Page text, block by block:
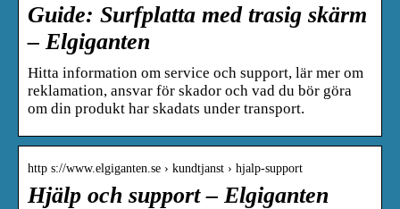
Guide: Surfplatta med trasig skärm
– Elgiganten
Hitta information om service och support, lär mer om
reklamation, ansvar för skador och vad du bör göra
om din produkt har skadats under transport.
http s://www.elgiganten.se › kundtjanst › hjalp-support
Hjälp och support – Elgiganten